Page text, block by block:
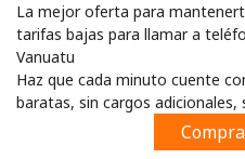
La mejor oferta para
tarifas bajas para llamar a
Vanuatu
Haz que cada minuto cuente
baratas, sin cargos